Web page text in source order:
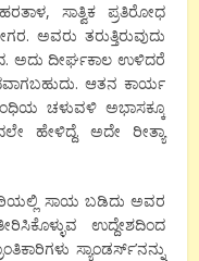
ಸಾತ್ವಿಕ ಪ್ರತಿರೋಧ
ಅವರು ತರುತ್ತಿರುವುದು
ಅದು ದೀರ್ಘಕಾಲ ಉಳಿದರೆ
ಆತನ ಕಾರ್ಯ
ಚಳುವಳಿ ಅಭಾಸಕ್ಕೂ
ಹೇಳಿದ್ದೆ. ಅದೇ ರೀತ್ಯಾ
ಸಾಯ ಬಡಿದು ಅವರ
ಉದ್ದೇಶದಿಂದ
ಸ್ಯಾಂಡರ್ಸ್’ನನ್ನು